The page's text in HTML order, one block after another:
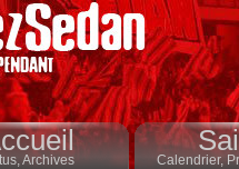
Archives Calendrier,